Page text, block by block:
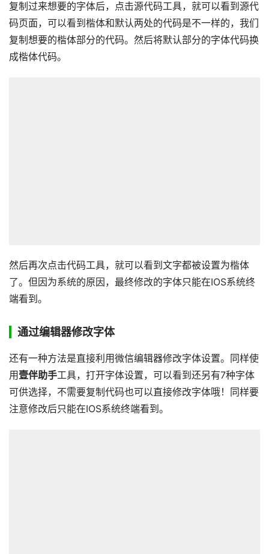
复制过来想要的字体后，点击源代码工具，就可以看到源代
码页面，可以看到楷体和默认两处的代码是不一样的，我们
复制想要的楷体部分的代码。然后将默认部分的字体代码换
成楷体代码。
然后再次点击代码工具，就可以看到文字都被设置为楷体
了。但因为系统的原因，最终修改的字体只能在IOS系统终
端看到。
通过编辑器修改字体
还有一种方法是直接利用微信编辑器修改字体设置。同样使
用 壹伴助手工具，打开字体设置，可以看到还另有7种字体
可供选择，不需要复制代码也可以直接修改字体哦！同样要
注意修改后只能在IOS系统终端看到。